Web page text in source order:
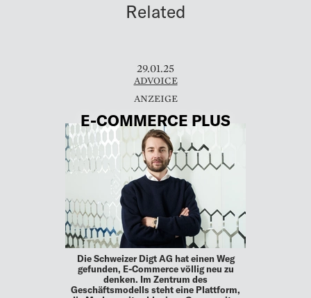
Related
29.01.25
ADVOICE
E-COMMERCE PLUS
Die Schweizer Digt AG hat einen Weg
gefunden, E-Commerce völlig neu zu
denken. Im Zentrum des
Geschäftsmodells steht eine Plattform,